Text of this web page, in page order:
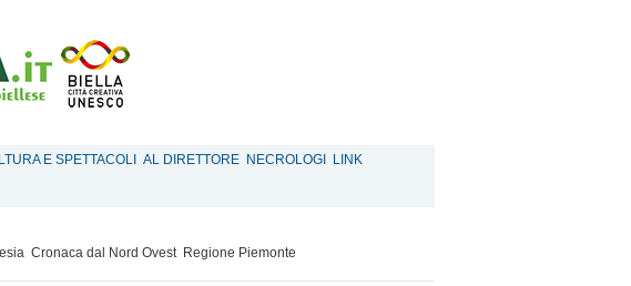
E SPETTACOLI AL DIRETTORE NECROLOGI
LINK
Cronaca dal Nord Ovest Regione Piemonte